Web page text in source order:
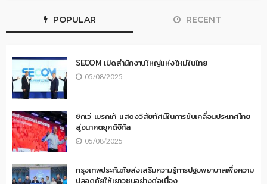
POPULAR RECENT
SECOM เปิดสำนักงานใหญ่แห่งใหม่ในไทย
05/08/2025
ซิกเว่ เบรกเก้ แสดงวิสัยทัศน์ในการขับเคลื่อนประเทศไทย
สู่อนาคตยุคดิจิทัล
05/08/2025
กรุงเทพประกันภัยส่งเสริมความรู้การปฐมพยาบาลเพื่อความ
ปลอดภัยให้เยาวชนอย่างต่อเนื่อง